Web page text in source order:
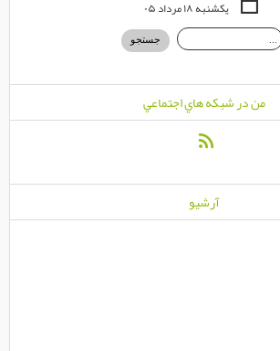
یکشنبه ۱۸ مرداد ۰۵
من در شبكه هاي اجتماعي
آرشيو